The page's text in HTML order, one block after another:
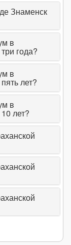
Знаменск
в
года?
в
лет?
в
лет?